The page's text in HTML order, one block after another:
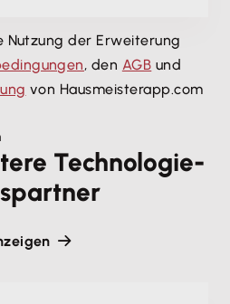
Nutzung der Erweiterung
, den AGB und
von Hausmeisterapp.com
Technologie-